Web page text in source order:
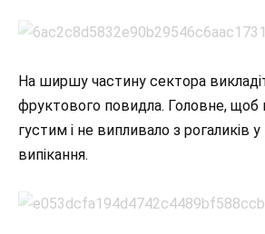
На ширшу частину сектора
фруктового повидла. Головне, щоб
густим і не випливало з рогаликів у
випікання.